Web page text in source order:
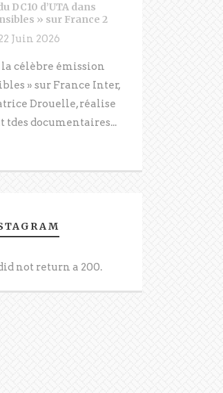
DC10 d’UTA dans
» sur France 2
Juin 2026
la célèbre émission
» sur France Inter,
Drouelle, réalise
documentaires...
not return a 200.